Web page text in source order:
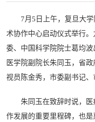
7月5日上午，复旦大
术协作中心启动仪式举行
委、中国科学院院士葛均
医学院副院长朱同玉，省
视员陈金秀，市委副书记、
朱同玉在致辞时说，
作发展的重要里程碑，也